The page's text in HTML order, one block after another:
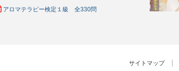
アロマテラピー検定１級 全330問
サイトマップ